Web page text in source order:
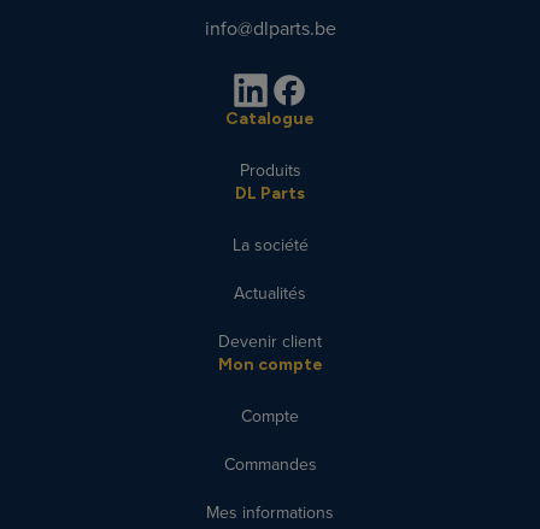
info@dlparts.be
Catalogue
Produits
DL Parts
La société
Actualités
Devenir client
Mon compte
Compte
Commandes
Mes informations